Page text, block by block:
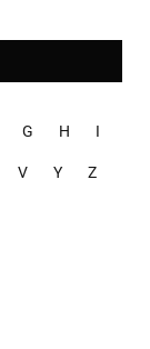
G H I
V Y Z